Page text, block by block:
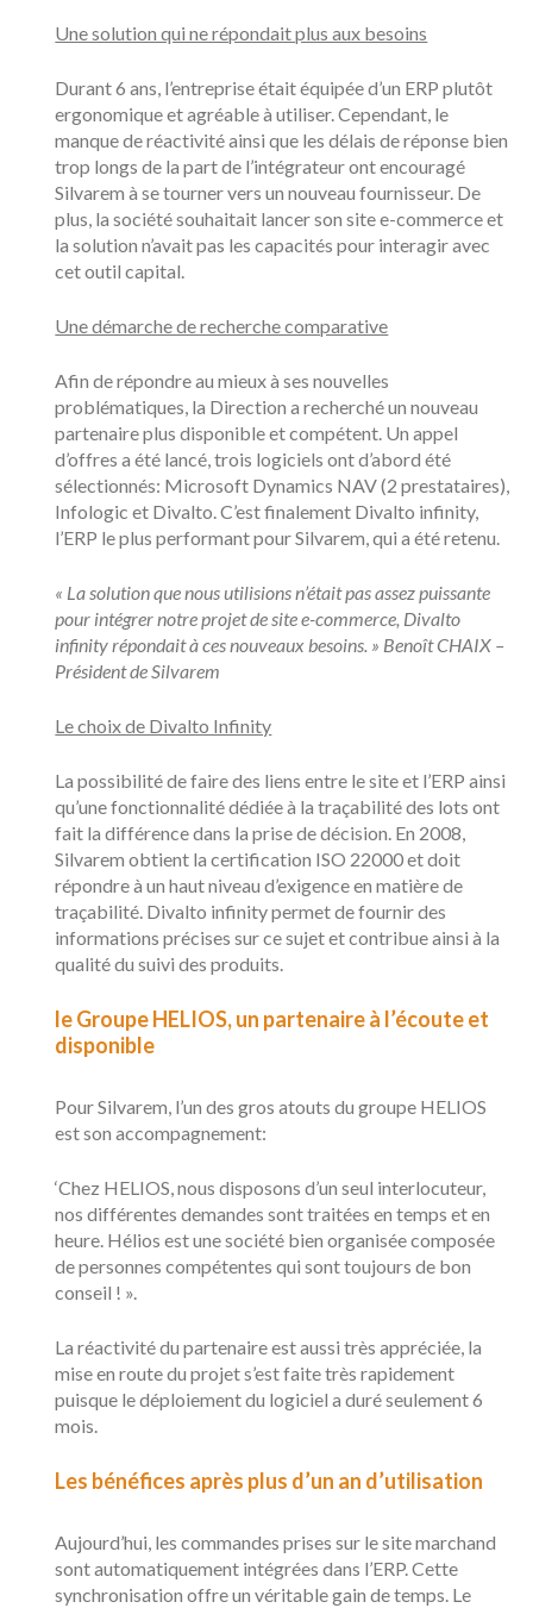
Une solution qui ne répondait plus aux besoins
Durant 6 ans, l’entreprise était équipée d’un ERP plutôt
ergonomique et agréable à utiliser. Cependant, le
manque de réactivité ainsi que les délais de réponse bien
trop longs de la part de l’intégrateur ont encouragé
Silvarem à se tourner vers un nouveau fournisseur. De
plus, la société souhaitait lancer son site e-commerce et
la solution n’avait pas les capacités pour interagir avec
cet outil capital.
Une démarche de recherche comparative
Afin de répondre au mieux à ses nouvelles
problématiques, la Direction a recherché un nouveau
partenaire plus disponible et compétent. Un appel
d’offres a été lancé, trois logiciels ont d’abord été
sélectionnés: Microsoft Dynamics NAV (2 prestataires),
Infologic et Divalto. C’est finalement Divalto infinity,
l’ERP le plus performant pour Silvarem, qui a été retenu.
« La solution que nous utilisions n’était pas assez puissante
pour intégrer notre projet de site e-commerce, Divalto
infinity répondait à ces nouveaux besoins. » Benoît CHAIX –
Président de Silvarem
Le choix de Divalto Infinity
La possibilité de faire des liens entre le site et l’ERP ainsi
qu’une fonctionnalité dédiée à la traçabilité des lots ont
fait la différence dans la prise de décision. En 2008,
Silvarem obtient la certification ISO 22000 et doit
répondre à un haut niveau d’exigence en matière de
traçabilité. Divalto infinity permet de fournir des
informations précises sur ce sujet et contribue ainsi à la
qualité du suivi des produits.
le Groupe HELIOS, un partenaire à l’écoute et
disponible
Pour Silvarem, l’un des gros atouts du groupe HELIOS
est son accompagnement:
‘Chez HELIOS, nous disposons d’un seul interlocuteur,
nos différentes demandes sont traitées en temps et en
heure. Hélios est une société bien organisée composée
de personnes compétentes qui sont toujours de bon
conseil ! ».
La réactivité du partenaire est aussi très appréciée, la
mise en route du projet s’est faite très rapidement
puisque le déploiement du logiciel a duré seulement 6
mois.
Les bénéfices après plus d’un an d’utilisation
Aujourd’hui, les commandes prises sur le site marchand
sont automatiquement intégrées dans l’ERP. Cette
synchronisation offre un véritable gain de temps. Le